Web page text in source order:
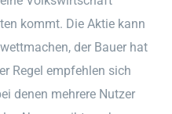
kommt. Die Aktie kann
der Bauer hat
Regel empfehlen sich
denen mehrere Nutzer